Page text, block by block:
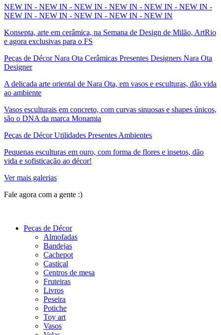
NEW IN - NEW IN - NEW IN - NEW IN - NEW IN - NEW IN -
NEW IN - NEW IN - NEW IN - NEW IN - NEW IN
Konsepta, arte em cerâmica, na Semana de Design de Milão, ArtRio
e agora exclusivas para o FS
Peças de Décor Nara Ota Cerâmicas Presentes Designers Nara Ota
Designer
A delicada arte oriental de Nara Ota, em vasos e esculturas, dão vida
ao ambiente
Vasos esculturais em concreto, com curvas sinuosas e shapes únicos,
são o DNA da marca Monamia
Peças de Décor Utilidades Presentes Ambientes
Pequenas esculturas em ouro, com forma de flores e insetos, dão
vida e sofisticação ao décor!
Ver mais galerias
Fale agora com a gente :)
Peças de Décor
Almofadas
Bandejas
Cachepot
Castiçal
Centros de mesa
Fruteiras
Livros
Peseira
Potiche
Toy art
Vasos